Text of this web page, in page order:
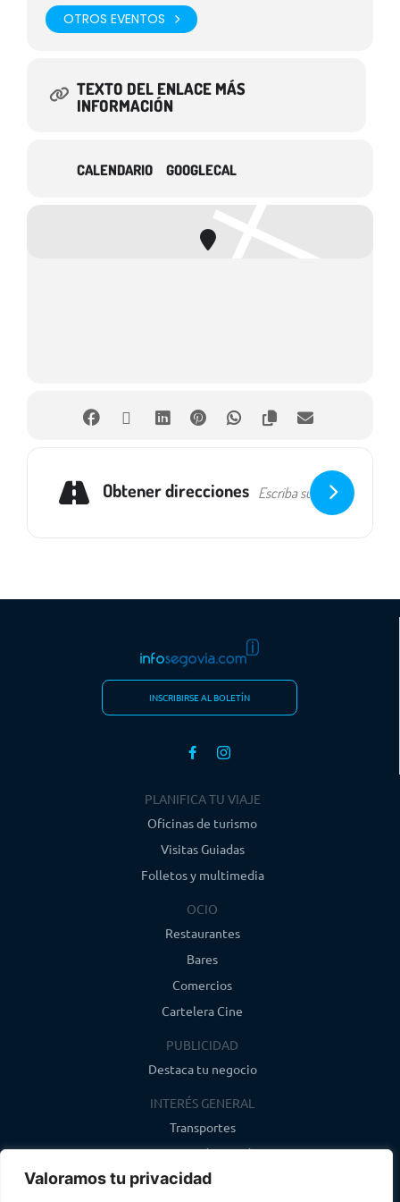
Valoramos tu privacidad
OTROS EVENTOS
TEXTO DEL ENLACE MÁS
INFORMACIÓN
CALENDARIO GOOGLECAL
Obtener direcciones
INSCRIBIRSE AL BOLETÍN
PLANIFICA TU VIAJE
Oficinas de turismo
Visitas Guiadas
Folletos y multimedia
OCIO
Restaurantes
Bares
Comercios
Cartelera Cine
PUBLICIDAD
Destaca tu negocio
INTERÉS GENERAL
Transportes
Farmacias de guardia
Canal de WhatsApp